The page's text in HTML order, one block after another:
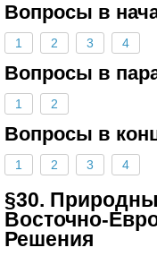
Вопросы в
1 2 3 4
Вопросы в
1 2
Вопросы в
1 2 3 4
§30.
Восточно-
Решения